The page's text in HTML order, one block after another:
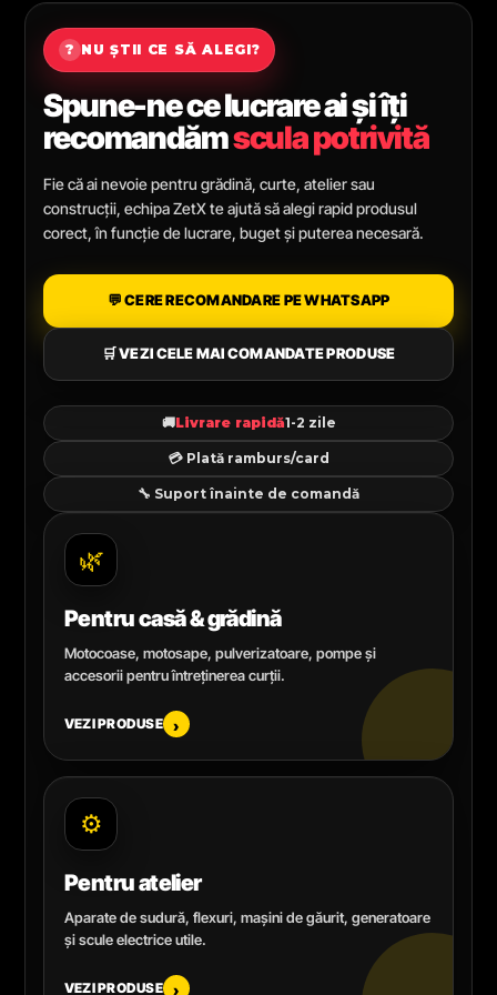
? NU ȘTII CE SĂ ALEGI?
Spune-ne ce lucrare ai și îți
recomandămscula potrivită
Fie că ai nevoie pentru grădină, curte, atelier sau
construcții, echipa ZetX te ajută să alegi rapid produsul
corect, în funcție de lucrare, buget și puterea necesară.
💬 CERE RECOMANDARE PE WHATSAPP
🛒 VEZI CELE MAI COMANDATE PRODUSE
🚚Livrare rapidă1-2 zile
💳 Plată ramburs/card
🔧 Suport înainte de comandă
🌿
Pentru casă & grădină
Motocoase, motosape, pulverizatoare, pompe și
accesorii pentru întreținerea curții.
VEZI PRODUSE ›
⚙️
Pentru atelier
Aparate de sudură, flexuri, mașini de găurit, generatoare
și scule electrice utile.
VEZI PRODUSE ›